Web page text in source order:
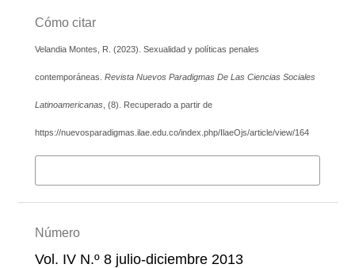
Cómo citar
Velandia Montes, R. (2023). Sexualidad y políticas penales
contemporáneas. Revista Nuevos Paradigmas De Las Ciencias Sociales
Latinoamericanas, (8). Recuperado a partir de
https://nuevosparadigmas.ilae.edu.co/index.php/IlaeOjs/article/view/164
Número
Vol. IV N.º 8 julio-diciembre 2013